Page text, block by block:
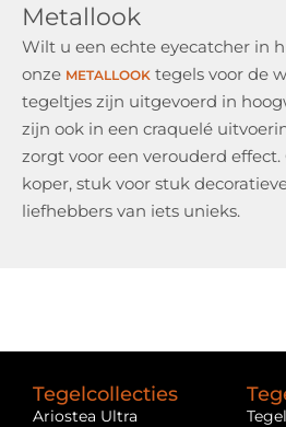
Metallook
Wilt u een echte eyecatcher in
onze METALLOOK tegels voor de
tegeltjes zijn uitgevoerd in
zijn ook in een craquelé
zorgt voor een verouderd effect.
koper, stuk voor stuk
liefhebbers van iets unieks.
Tegelcollecties
Ariostea Ultra